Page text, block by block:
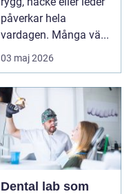
påverkar hela
vardagen. Många vä...
03 maj 2026
Dental lab som